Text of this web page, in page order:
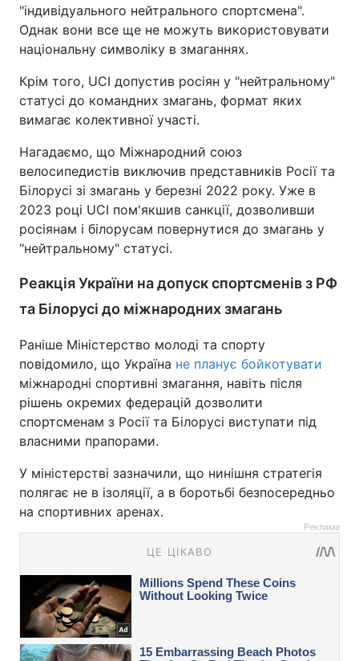
"індивідуального нейтрального спортсмена".
Однак вони все ще не можуть використовувати
національну символіку в змаганнях.
Крім того, UCI допустив росіян у "нейтральному"
статусі до командних змагань, формат яких
вимагає колективної участі.
Нагадаємо, що Міжнародний союз
велосипедистів виключив представників Росії та
Білорусі зі змагань у березні 2022 року. Уже в
2023 році UCI пом'якшив санкції, дозволивши
росіянам і білорусам повернутися до змагань у
"нейтральному" статусі.
Реакція України на допуск спортсменів з РФ
та Білорусі до міжнародних змагань
Раніше Міністерство молоді та спорту
повідомило, що Україна не планує бойкотувати
міжнародні спортивні змагання, навіть після
рішень окремих федерацій дозволити
спортсменам з Росії та Білорусі виступати під
власними прапорами.
У міністерстві зазначили, що нинішня стратегія
полягає не в ізоляції, а в боротьбі безпосередньо
на спортивних аренах.
Реклама